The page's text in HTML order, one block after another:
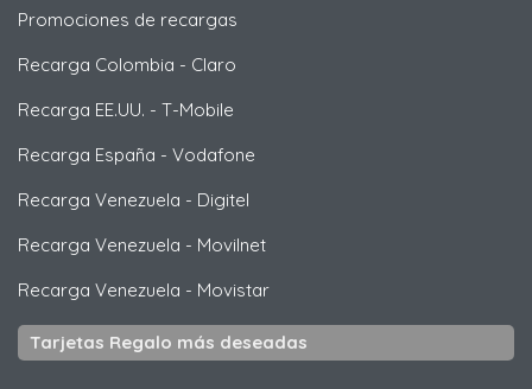
Promociones de recargas
Recarga Colombia - Claro
Recarga EE.UU. - T-Mobile
Recarga España - Vodafone
Recarga Venezuela - Digitel
Recarga Venezuela - Movilnet
Recarga Venezuela - Movistar
Tarjetas Regalo más deseadas